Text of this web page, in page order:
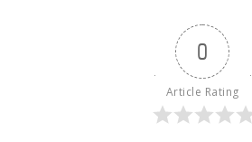
0
Article Rating